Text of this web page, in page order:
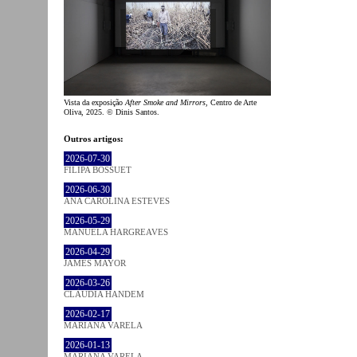
Vista da exposiçãoAfter Smoke and Mirrors, Centro de Arte
Oliva, 2025. © Dinis Santos.
Outros artigos:
2026-07-30
FILIPA BOSSUET
2026-06-30
ANA CAROLINA ESTEVES
2026-05-29
MANUELA HARGREAVES
2026-04-29
JAMES MAYOR
2026-03-26
CLÁUDIA HANDEM
2026-02-17
MARIANA VARELA
2026-01-13